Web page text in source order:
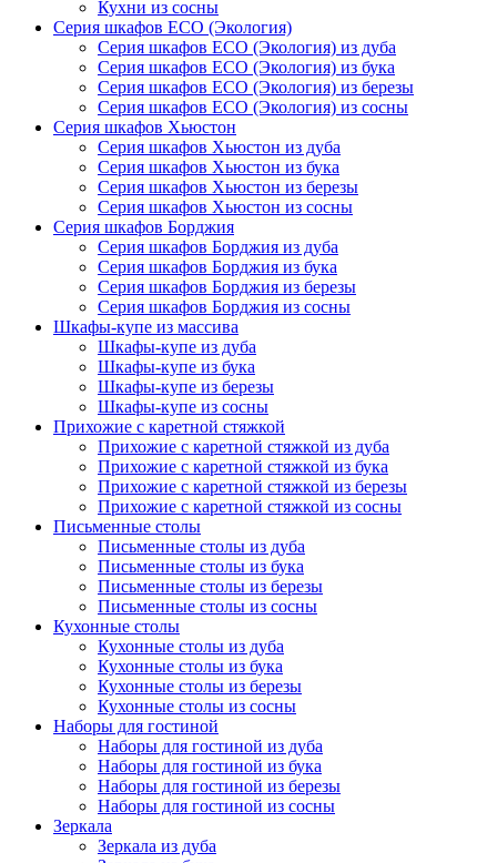
Кухни из сосны
Серия шкафов ECO (Экология)
Серия шкафов ECO (Экология) из дуба
Серия шкафов ECO (Экология) из бука
Серия шкафов ECO (Экология) из березы
Серия шкафов ECO (Экология) из сосны
Серия шкафов Хьюстон
Серия шкафов Хьюстон из дуба
Серия шкафов Хьюстон из бука
Серия шкафов Хьюстон из березы
Серия шкафов Хьюстон из сосны
Серия шкафов Борджия
Серия шкафов Борджия из дуба
Серия шкафов Борджия из бука
Серия шкафов Борджия из березы
Серия шкафов Борджия из сосны
Шкафы-купе из массива
Шкафы-купе из дуба
Шкафы-купе из бука
Шкафы-купе из березы
Шкафы-купе из сосны
Прихожие с каретной стяжкой
Прихожие с каретной стяжкой из дуба
Прихожие с каретной стяжкой из бука
Прихожие с каретной стяжкой из березы
Прихожие с каретной стяжкой из сосны
Письменные столы
Письменные столы из дуба
Письменные столы из бука
Письменные столы из березы
Письменные столы из сосны
Кухонные столы
Кухонные столы из дуба
Кухонные столы из бука
Кухонные столы из березы
Кухонные столы из сосны
Наборы для гостиной
Наборы для гостиной из дуба
Наборы для гостиной из бука
Наборы для гостиной из березы
Наборы для гостиной из сосны
Зеркала
Зеркала из дуба